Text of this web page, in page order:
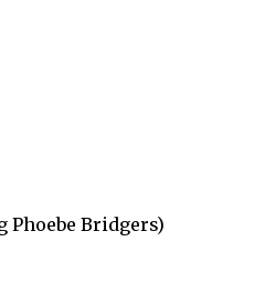
Phoebe Bridgers)